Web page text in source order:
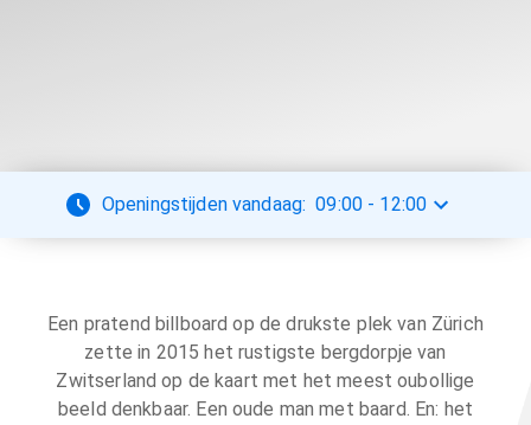
Openingstijden vandaag: 09:00 - 12:00
Een pratend billboard op de drukste plek van Zürich
zette in 2015 het rustigste bergdorpje van
Zwitserland op de kaart met het meest oubollige
beeld denkbaar. Een oude man met baard. En: het